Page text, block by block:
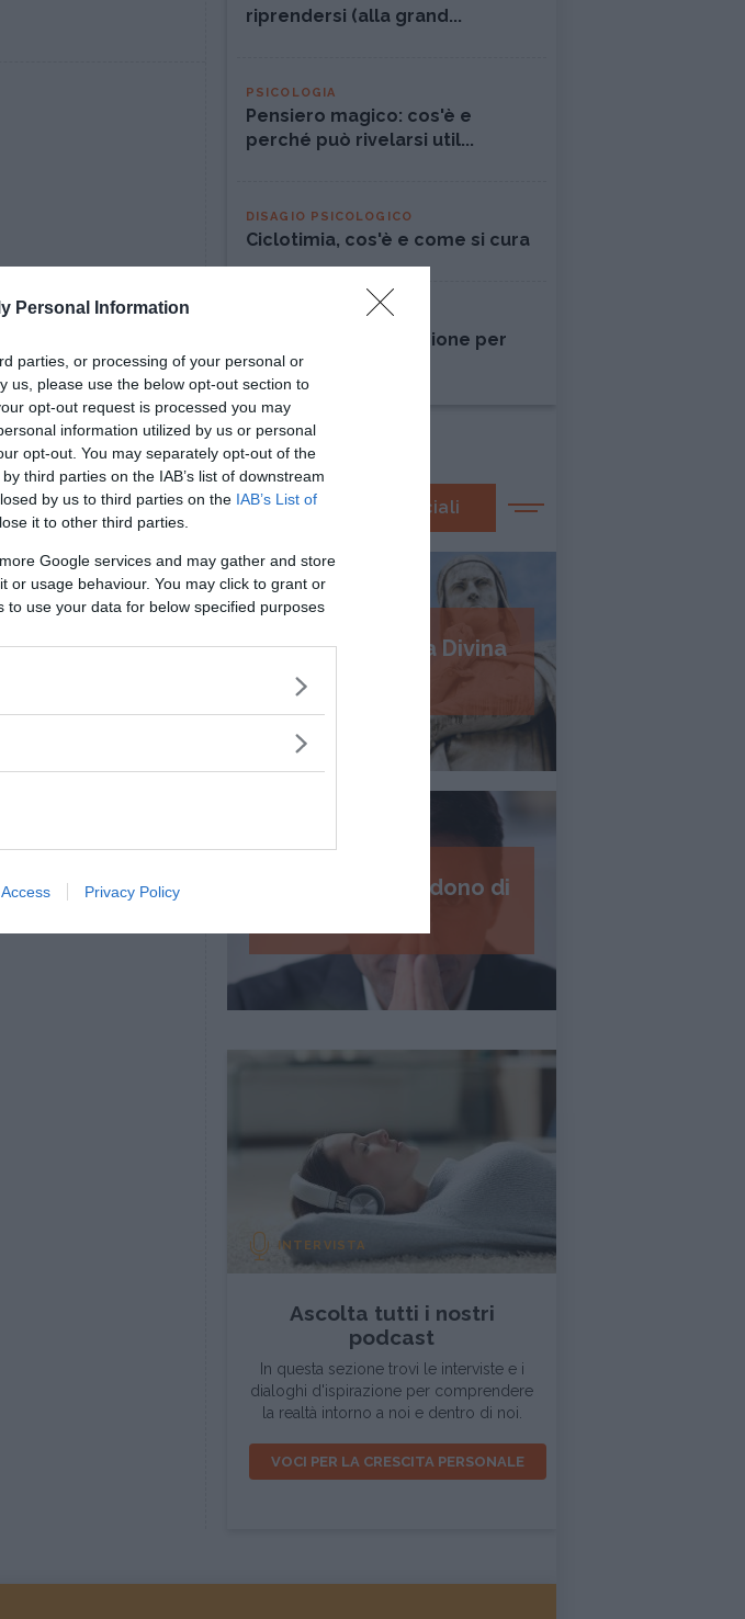
Personal Information
parties, or processing of your personal or
us, please use the below opt-out section to
opt-out request is processed you may
information utilized by us or personal
opt-out. You may separately opt-out of the
third parties on the IAB’s list of downstream
by us to third parties on the IAB’s List of
it to other third parties.
Google services and may gather and store
or usage behaviour. You may click to grant or
use your data for below specified purposes
Privacy Policy
riprendersi (alla grand...
PSICOLOGIA
Pensiero magico: cos'è e
perché può rivelarsi util...
DISAGIO PSICOLOGICO
Ciclotimia, cos'è e come si cura
Liberarsi dall'ossessione per
una persona
I nostri speciali
Psicologia della Divina
Commedia
I 7 passi del perdono di
INTERVISTA
Ascolta tutti i nostri
podcast
In questa sezione trovi le interviste e i
dialoghi d'ispirazione per comprendere
la realtà intorno a noi e dentro di noi.
VOCI PER LA CRESCITA PERSONALE